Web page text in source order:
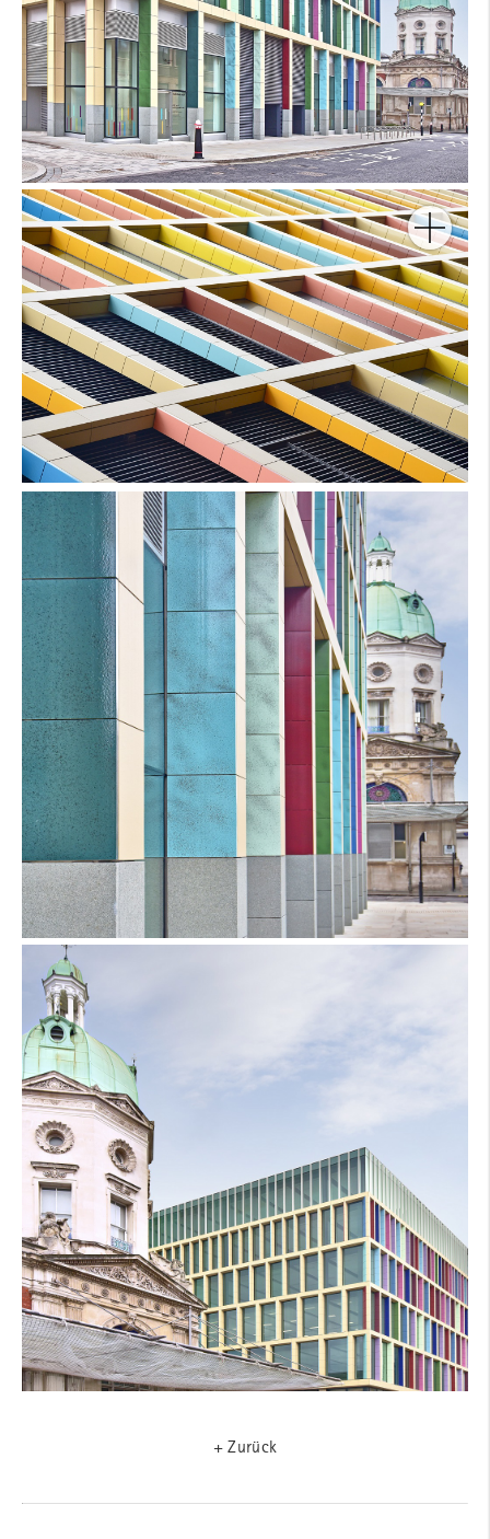
+ Zurück